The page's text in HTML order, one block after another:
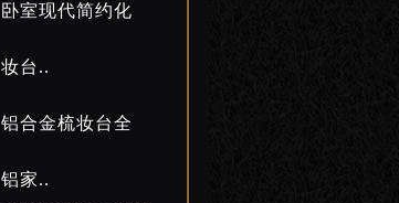
卧室现代简约化
妆台..
铝合金梳妆台全
铝家..